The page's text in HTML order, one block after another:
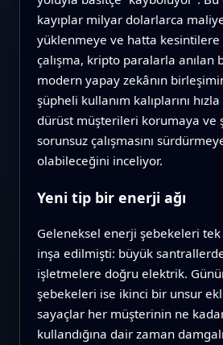
kayıplar milyar dolarlarca
yüklenmeye ve hatta kesintilere
çalışma, kripto paralarla anılan
modern yapay zekânın
şüpheli kullanım kalıplarını
dürüst müşterileri korumaya ve
sorunsuz çalışmasını
olabileceğini inceliyor.
Yeni tip bir enerji ağı
Geleneksel enerji şebekeleri tek
inşa edilmişti: büyük
işletmelere doğru elektrik.
şebekeleri ise ikinci bir unsur
sayaçlar her müşterinin ne
kullandığına dair zaman